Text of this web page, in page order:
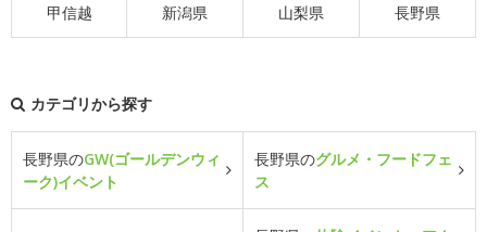
甲信越 新潟県 山梨県 長野県
カテゴリから探す
長野県のGW(ゴールデンウィ
ーク)イベント
長野県のグルメ・フードフェ
ス